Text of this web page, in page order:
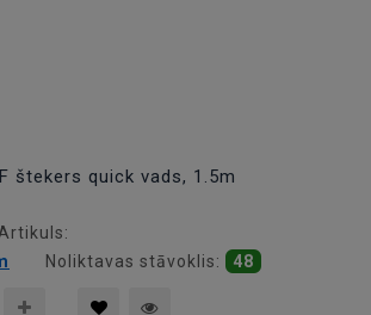
štekers quick vads, 1.5m
Noliktavas stāvoklis: 48